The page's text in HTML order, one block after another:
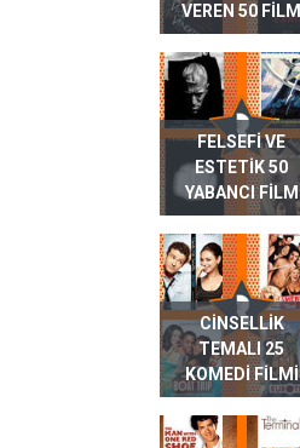
VEREN 50 FILM
FELSEFI VE
ESTETIK 50
YABANCI FILM
CINSELLIK
TEMALI 25
KOMEDI FILMI